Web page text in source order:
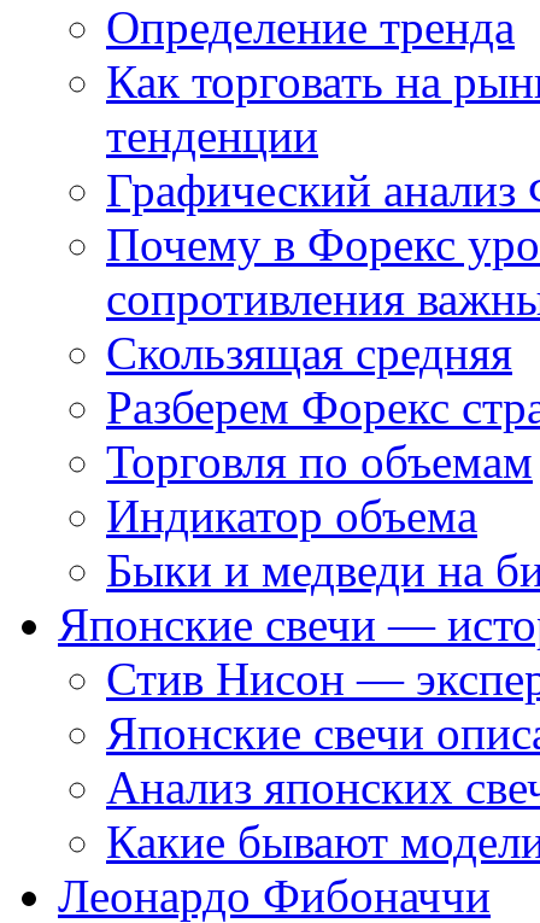
Определение тренда
Как торговать на
тенденции
Графический анализ
Почему в Форекс
сопротивления
Скользящая средняя
Разберем Форекс
Торговля по объемам
Индикатор объема
Быки и медведи на
Японские свечи —
Стив Нисон —
Японские свечи
Анализ японских
Какие бывают
Леонардо Фибоначчи